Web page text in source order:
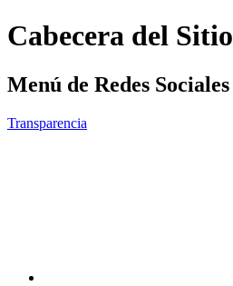
Cabecera del Sitio
Menú de Redes Sociales
Transparencia